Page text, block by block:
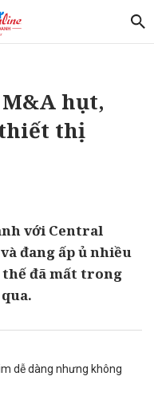
hụt,
thị
với Central
đang ấp ủ nhiều
đã mất trong
dễ dàng nhưng không